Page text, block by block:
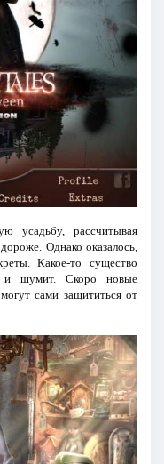
усадьбу, рассчитывая
Однако оказалось,
Какое-то существо
и шумит. Скоро новые
сами защититься от